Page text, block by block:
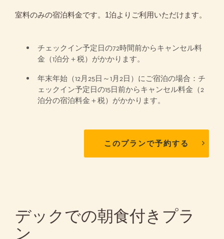
室料のみの宿泊料金です。1泊よりご利用いただけます。
チェックイン予定日の72時間前からキャンセル料
金（1泊分＋税）がかかります。
年末年始（12月25日～1月2日）にご宿泊の場合：チ
ェックイン予定日の15日前からキャンセル料金（2
泊分の宿泊料金＋税）がかかります。
このプランで予約する
デックでの朝食付きプラ
ン